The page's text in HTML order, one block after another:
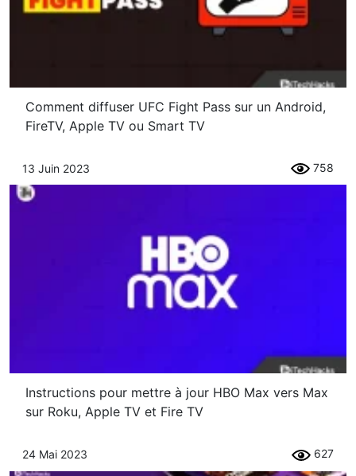
Comment diffuser UFC Fight Pass sur un Android,
FireTV, Apple TV ou Smart TV
13 Juin 2023 758
Instructions pour mettre à jour HBO Max vers Max
sur Roku, Apple TV et Fire TV
24 Mai 2023 627